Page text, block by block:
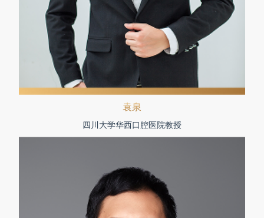
袁泉
四川大学华西口腔医院教授